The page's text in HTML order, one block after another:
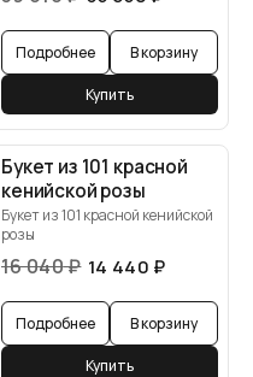
Подробнее В корзину
Купить
Букет из 101 красной
кенийской розы
Букет из 101 красной кенийской
розы
16 040₽ 14 440 ₽
Подробнее В корзину
Купить